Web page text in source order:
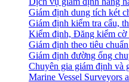
Giám định dung tích két
Giám định kiểm tra cẩu,
Kiểm định, Đăng kiểm cờ
Giám định theo tiêu
Giám định đường ống
Chuyên gia giám định và
Marine Vessel Surveyors